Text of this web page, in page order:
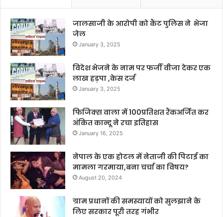
जालसाजी के आरोपी को कैंट पुलिस ने भेजा
जेल
January 3, 2025
विदेश भेजने के नाम पर फर्जी वीजा देकर एक
लाख हड़पा ,केस दर्ज
January 3, 2025
फिजिक्स वाला में 100प्रतिशत रैंकअर्जित कर
अंकित कान्दू ने रचा इतिहास
January 16, 2025
नेपाल के एक होटल में नेताजी की पिटाई का
मामला गरमाया,बना चर्चा का विषय?
August 20, 2024
ग्राम प्रधानों की समस्यायों को सुलझाने के
लिए सरकार पूरी तरह गंभीर